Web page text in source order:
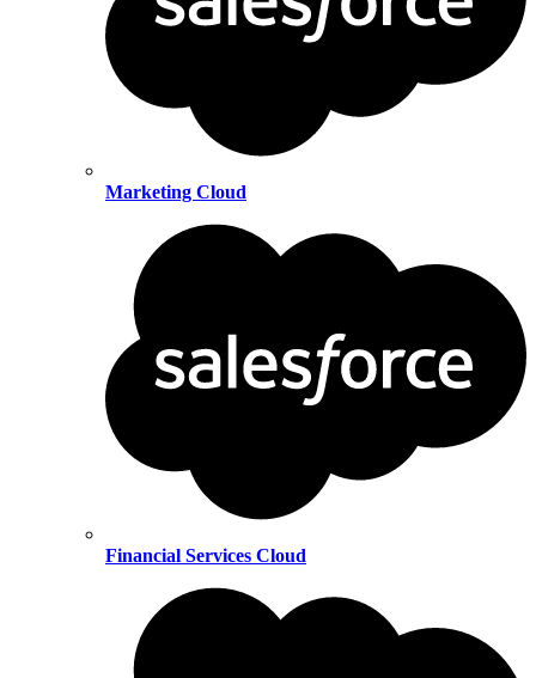
Marketing Cloud
Financial Services Cloud